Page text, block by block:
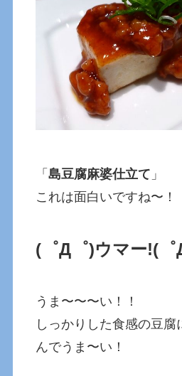
「島豆腐麻婆仕立て 」
これは面白いですね〜！
(゜Д゜)ウマー!(゜
うま〜〜〜い！！
しっかりした食感の豆腐
んでうま〜い！